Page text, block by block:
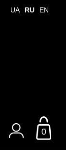
UA RU EN
0